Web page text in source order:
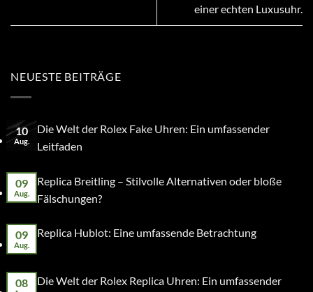
einer echten Luxusuhr.
NEUESTE BEITRÄGE
10
Aug.
Die Welt der Rolex Fake Uhren: Ein umfassender
Leitfaden
09
Aug.
Replica Breitling – Stilvolle Alternativen oder bloße
Fälschungen?
09
Aug.
Replica Hublot: Eine umfassende Betrachtung
08
Die Welt der Rolex Replica Uhren: Ein umfassender